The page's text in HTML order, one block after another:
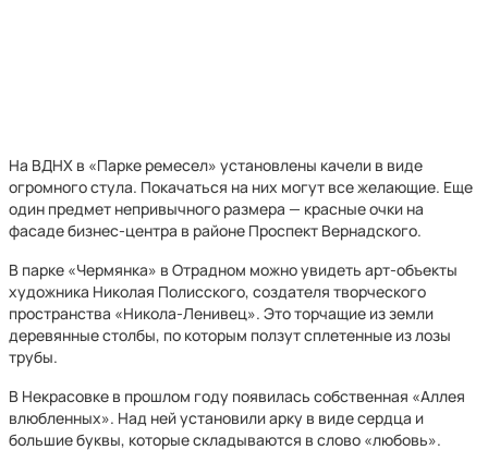
На ВДНХ в «Парке ремесел» установлены качели в виде
огромного стула. Покачаться на них могут все желающие. Еще
один предмет непривычного размера — красные очки на
фасаде бизнес-центра в районе Проспект Вернадского.
В парке «Чермянка» в Отрадном можно увидеть арт-объекты
художника Николая Полисского, создателя творческого
пространства «Никола-Ленивец». Это торчащие из земли
деревянные столбы, по которым ползут сплетенные из лозы
трубы.
В Некрасовке в прошлом году появилась собственная «Аллея
влюбленных». Над ней установили арку в виде сердца и
большие буквы, которые складываются в слово «любовь».